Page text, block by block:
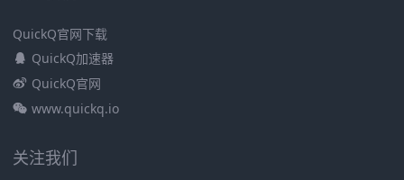
QuickQ官网下载
QuickQ加速器
QuickQ官网
www.quickq.io
关注我们